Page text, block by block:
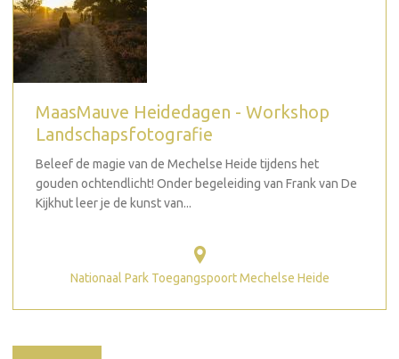
MaasMauve Heidedagen - Workshop
Landschapsfotografie
Beleef de magie van de Mechelse Heide tijdens het
gouden ochtendlicht! Onder begeleiding van Frank van De
Kijkhut leer je de kunst van...
Nationaal Park Toegangspoort Mechelse Heide